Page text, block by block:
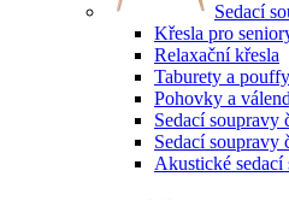
Sedací
Křesla pro
Relaxační křesla
Taburety a pouffy
Pohovky a
Sedací soupravy
Sedací soupravy
Akustické sedací